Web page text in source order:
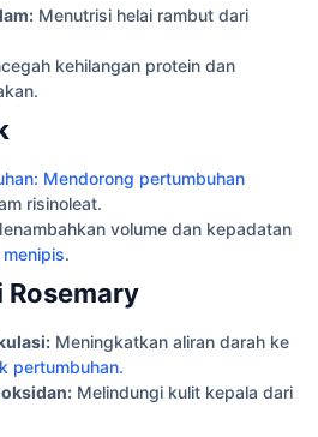
Menutrisi helai rambut dari
kehilangan protein dan
Mendorong pertumbuhan
risinoleat.
volume dan kepadatan
.
Rosemary
Meningkatkan aliran darah ke
pertumbuhan.
Melindungi kulit kepala dari